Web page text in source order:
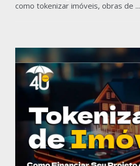
como tokenizar imóveis, obras de ...